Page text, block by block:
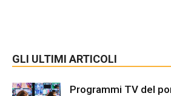
GLI ULTIMI ARTICOLI
Programmi TV del